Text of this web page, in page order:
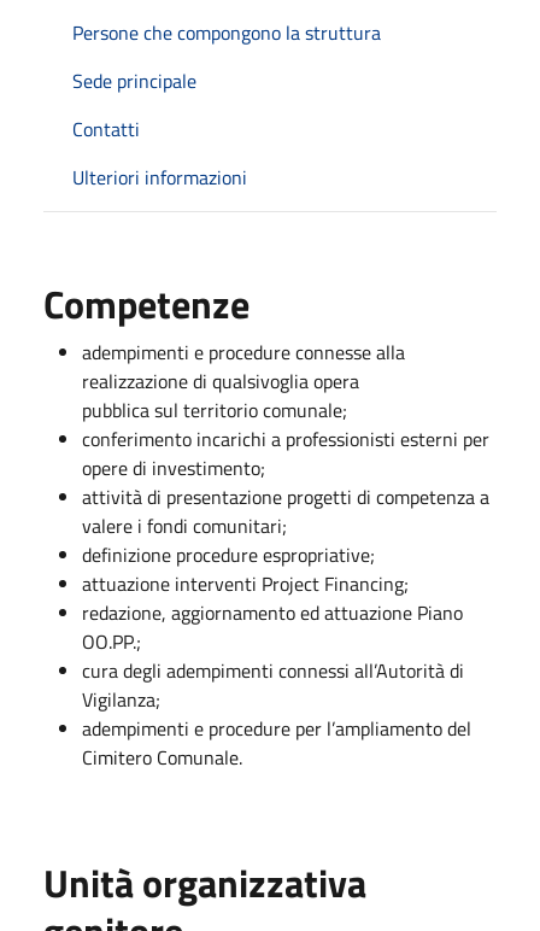
Persone che compongono la struttura
Sede principale
Contatti
Ulteriori informazioni
Competenze
adempimenti e procedure connesse alla
realizzazione di qualsivoglia opera
pubblica sul territorio comunale;
conferimento incarichi a professionisti esterni per
opere di investimento;
attività di presentazione progetti di competenza a
valere i fondi comunitari;
definizione procedure espropriative;
attuazione interventi Project Financing;
redazione, aggiornamento ed attuazione Piano
OO.PP.;
cura degli adempimenti connessi all’Autorità di
Vigilanza;
adempimenti e procedure per l’ampliamento del
Cimitero Comunale.
Unità organizzativa